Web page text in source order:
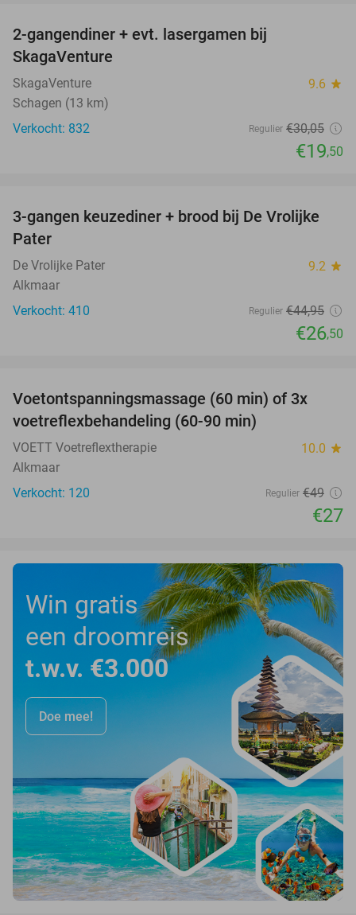
2-gangendiner + evt. lasergamen bij
SkagaVenture
SkagaVenture 9.6 star
Schagen (13 km)
Verkocht: 832
Regulier €30,05
€19,50
41%
3-gangen keuzediner + brood bij De Vrolijke
Pater
De Vrolijke Pater 9.2 star
Alkmaar
Verkocht: 410
Regulier €44,95
€26,50
45%
OUT
Voetontspanningsmassage (60 min) of 3x
voetreflexbehandeling (60-90 min)
VOETT Voetreflextherapie 10.0 star
Alkmaar
Verkocht: 120
Regulier €49
€27
Win gratis
een droomreis
t.w.v. €3.000
Doe mee!